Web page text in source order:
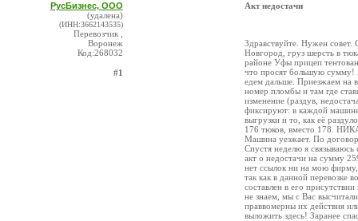
РусБизнес, ООО
(удалена)
(ИНН:3662143535)
Перевозчик ,
Воронеж
Код:268032
#1
Акт недостачи
Здравствуйте. Нужен
Новгород, груз шерсть в
районе Уфы прицеп
что просят большую сумму!
едем дальше. Приезжаем на
номер пломбы и там где
изменение (раздув,
фиксируют: в каждой
выгрузки и то, как её
176 тюков, вместо 178.
Машина уезжает. По
Спустя неделю я
акт о недостачи на сумму
нет ссылок ни на мою
так как в данной перевозке
составлен в его
не знаем, мы с Вас
праввомерны их действия
выложить здесь! Заранее